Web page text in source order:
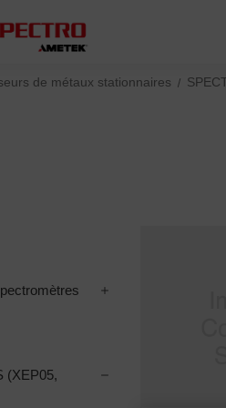
de métaux stationnaires
subcategories
subcategories
(XEP05,